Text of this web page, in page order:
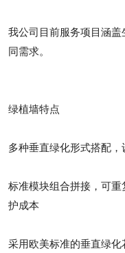
我公司目前服务项目涵
同需求。
绿植墙特点
多种垂直绿化形式搭配
标准模块组合拼接，可
护成本
采用欧美标准的垂直绿